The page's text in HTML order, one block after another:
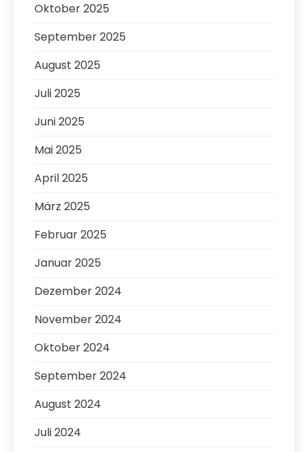
Oktober 2025
September 2025
August 2025
Juli 2025
Juni 2025
Mai 2025
April 2025
März 2025
Februar 2025
Januar 2025
Dezember 2024
November 2024
Oktober 2024
September 2024
August 2024
Juli 2024